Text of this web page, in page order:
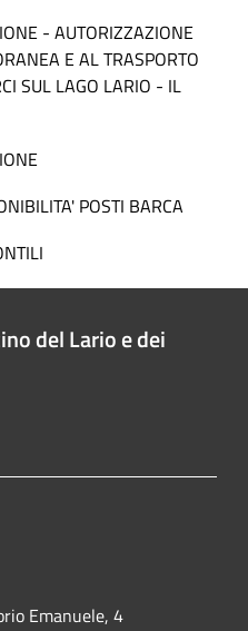
- AUTORIZZAZIONE
E AL TRASPORTO
SUL LAGO LARIO - IL
POSTI BARCA
del Lario e dei
Emanuele, 4